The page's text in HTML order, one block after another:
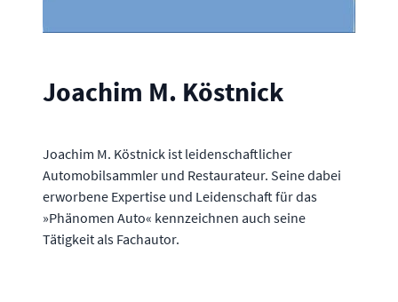
Joachim M. Köstnick
Joachim M. Köstnick ist leidenschaftlicher
Automobilsammler und Restaurateur. Seine dabei
erworbene Expertise und Leidenschaft für das
»Phänomen Auto« kennzeichnen auch seine
Tätigkeit als Fachautor.